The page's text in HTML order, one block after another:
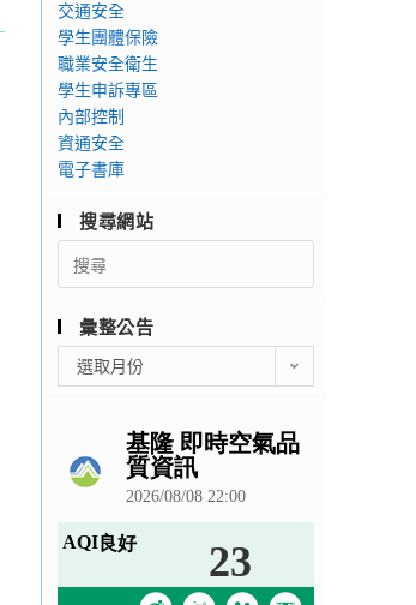
交通安全
學生團體保險
職業安全衛生
學生申訴專區
內部控制
資通安全
電子書庫
搜尋網站
Search
for:
彙整公告
整
選取月份